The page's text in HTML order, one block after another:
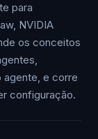
para
NVIDIA
os conceitos
agente, e corre
configuração.